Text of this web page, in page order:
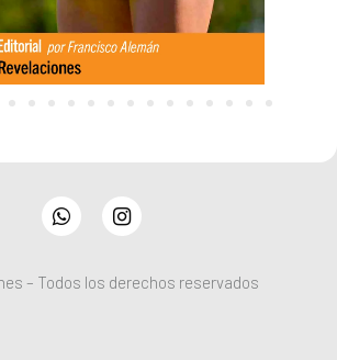
WhatsAppInstagram
– Todos los derechos reservados